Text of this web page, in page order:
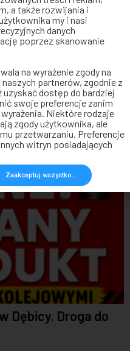
opał
zasypowych?
Dębicy. Droga do
a także rozwijania i
my i nasi
danych
poprzez skanowanie
na wyrażenie zgody na
partnerów, zgodnie z
dostęp do bardziej
swoje preferencje zanim
Niektóre rodzaje
zgody użytkownika, ale
przetwarzaniu. Preferencje
witryn posiadających
Zaakceptuj wszystko...